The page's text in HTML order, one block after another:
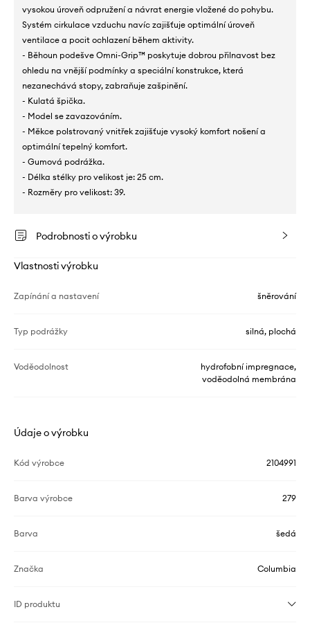
vysokou úroveň odpružení a návrat energie vložené do pohybu.
Systém cirkulace vzduchu navíc zajišťuje optimální úroveň
ventilace a pocit ochlazení během aktivity.
- Běhoun podešve Omni-Grip™ poskytuje dobrou přilnavost bez
ohledu na vnější podmínky a speciální konstrukce, která
nezanechává stopy, zabraňuje zašpinění.
- Kulatá špička.
- Model se zavazováním.
- Měkce polstrovaný vnitřek zajišťuje vysoký komfort nošení a
optimální tepelný komfort.
- Gumová podrážka.
- Délka stélky pro velikost je: 25 cm.
- Rozměry pro velikost: 39.
Podrobnosti o výrobku
Vlastnosti výrobku
Zapínání a nastavení šněrování
Typ podrážky silná, plochá
Voděodolnost
hydrofobní impregnace,
voděodolná membrána
Údaje o výrobku
Kód výrobce 2104991
Barva výrobce 279
Barva šedá
Značka Columbia
ID produktu